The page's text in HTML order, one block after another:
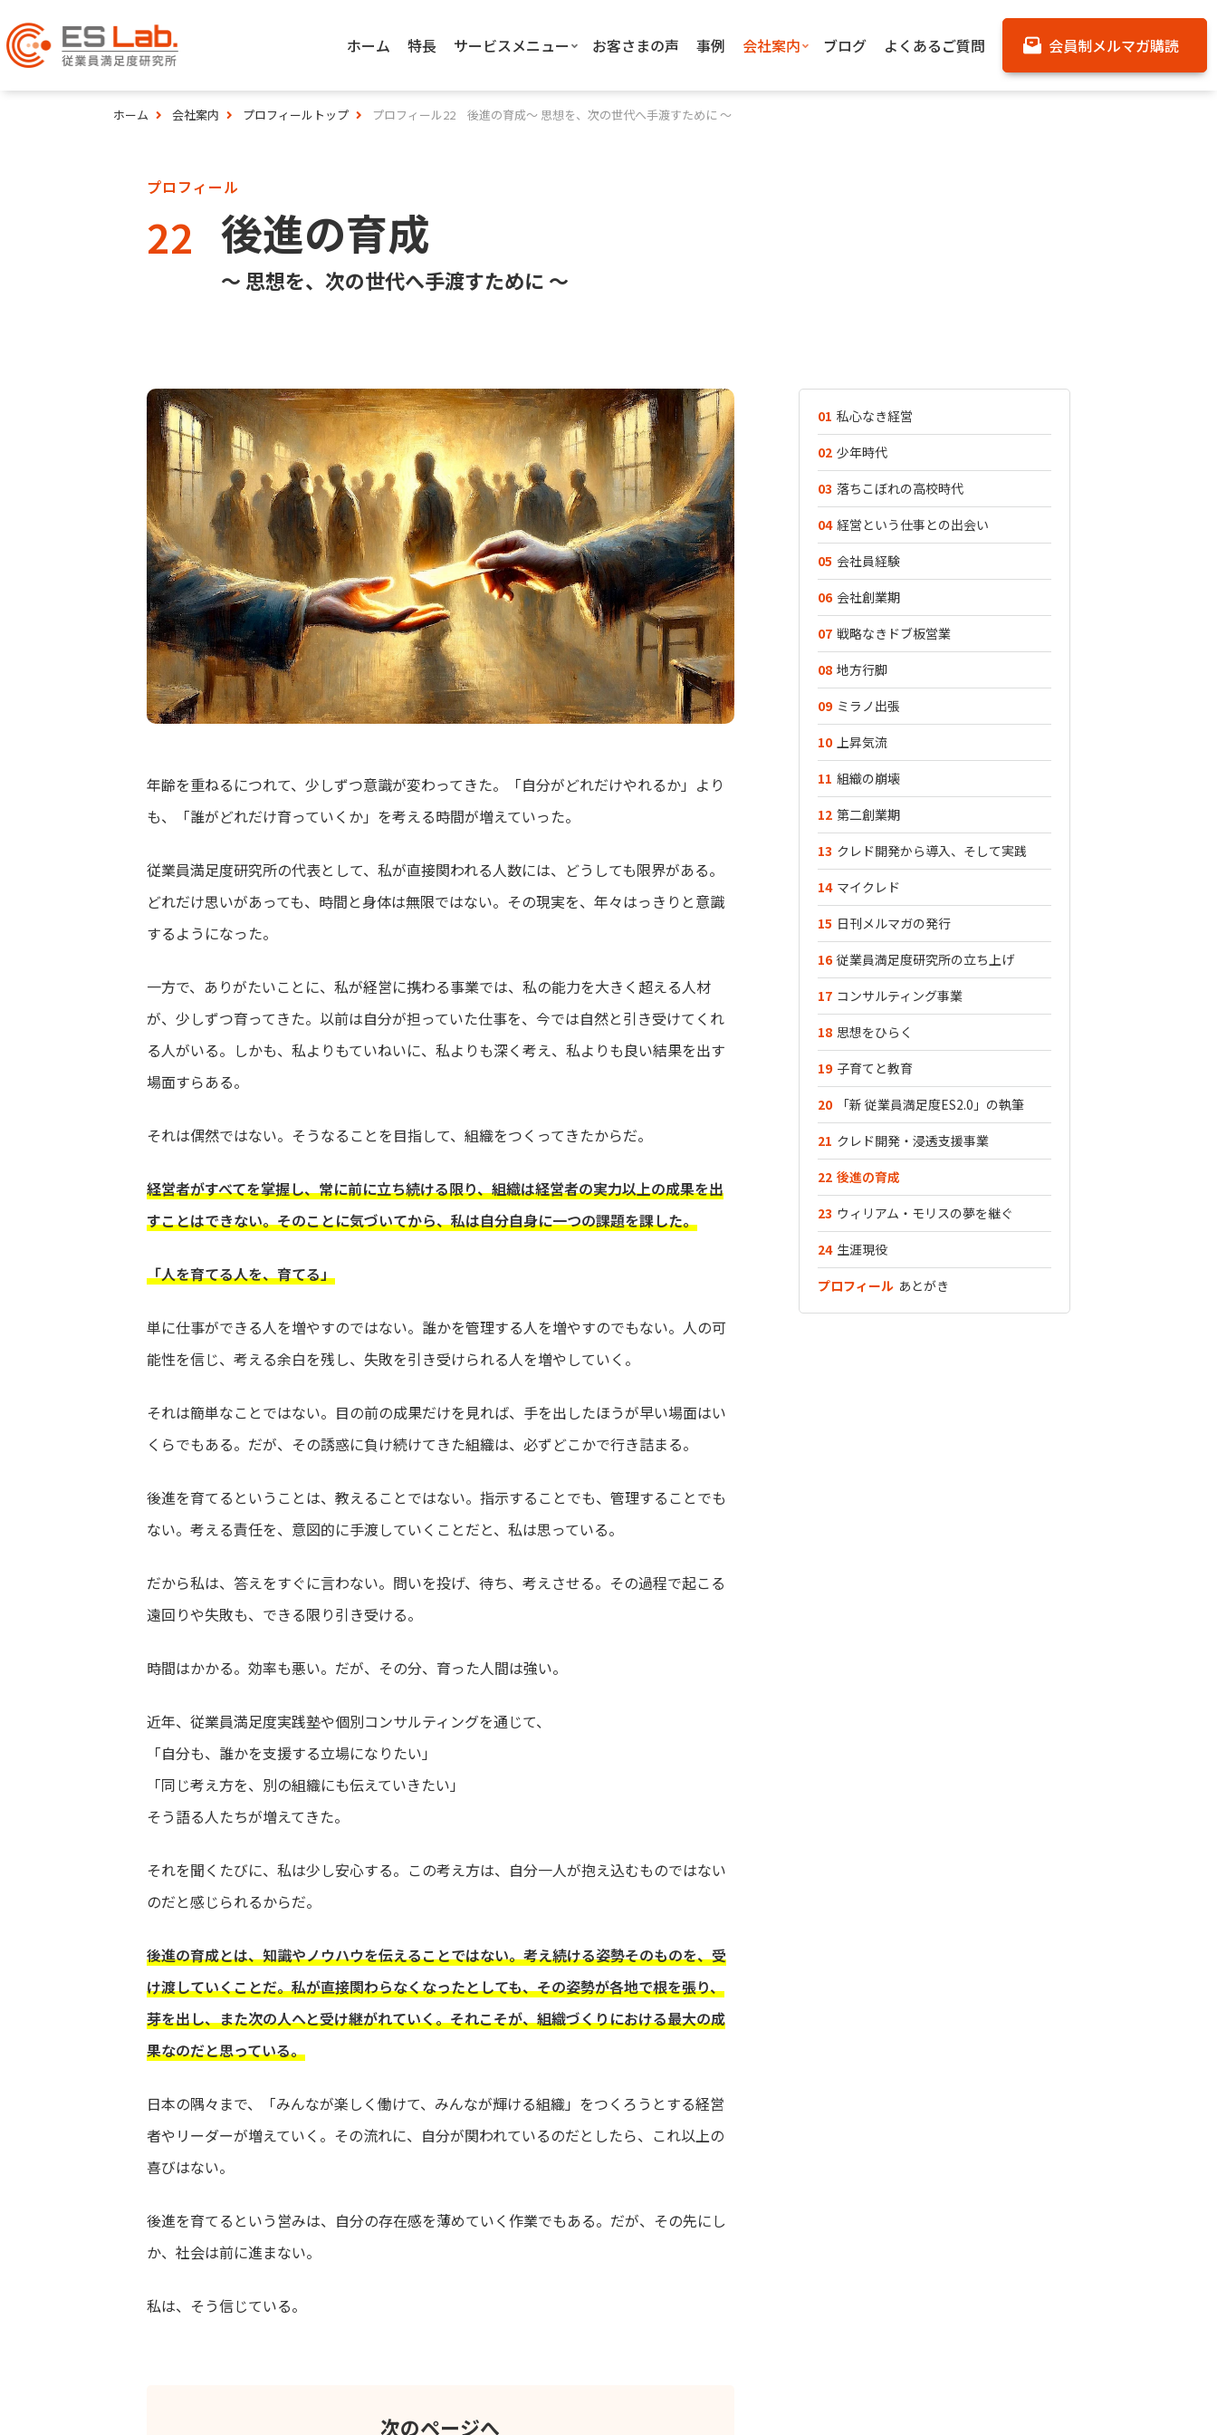
ホーム 特長 サービスメニュー お客さまの声 事例 会社案内 ブログ よくあるご質問 会員制メルマガ購読
ホーム 会社案内 プロフィールトップ プロフィール22 後進の育成〜 思想を、次の世代へ手渡すために 〜
プロフィール
22 後進の育成
〜 思想を、次の世代へ手渡すために 〜
年齢を重ねるにつれて、少しずつ意識が変わってきた。「自分がどれだけやれるか」より
も、「誰がどれだけ育っていくか」を考える時間が増えていった。
従業員満足度研究所の代表として、私が直接関われる人数には、どうしても限界がある。
どれだけ思いがあっても、時間と身体は無限ではない。その現実を、年々はっきりと意識
するようになった。
一方で、ありがたいことに、私が経営に携わる事業では、私の能力を大きく超える人材
が、少しずつ育ってきた。以前は自分が担っていた仕事を、今では自然と引き受けてくれ
る人がいる。しかも、私よりもていねいに、私よりも深く考え、私よりも良い結果を出す
場面すらある。
それは偶然ではない。そうなることを目指して、組織をつくってきたからだ。
経営者がすべてを掌握し、常に前に立ち続ける限り、組織は経営者の実力以上の成果を出
すことはできない。そのことに気づいてから、私は自分自身に一つの課題を課した。
「人を育てる人を、育てる」
単に仕事ができる人を増やすのではない。誰かを管理する人を増やすのでもない。人の可
能性を信じ、考える余白を残し、失敗を引き受けられる人を増やしていく。
それは簡単なことではない。目の前の成果だけを見れば、手を出したほうが早い場面はい
くらでもある。だが、その誘惑に負け続けてきた組織は、必ずどこかで行き詰まる。
後進を育てるということは、教えることではない。指示することでも、管理することでも
ない。考える責任を、意図的に手渡していくことだと、私は思っている。
だから私は、答えをすぐに言わない。問いを投げ、待ち、考えさせる。その過程で起こる
遠回りや失敗も、できる限り引き受ける。
時間はかかる。効率も悪い。だが、その分、育った人間は強い。
近年、従業員満足度実践塾や個別コンサルティングを通じて、
「自分も、誰かを支援する立場になりたい」
「同じ考え方を、別の組織にも伝えていきたい」
そう語る人たちが増えてきた。
それを聞くたびに、私は少し安心する。この考え方は、自分一人が抱え込むものではない
のだと感じられるからだ。
後進の育成とは、知識やノウハウを伝えることではない。考え続ける姿勢そのものを、受
け渡していくことだ。私が直接関わらなくなったとしても、その姿勢が各地で根を張り、
芽を出し、また次の人へと受け継がれていく。それこそが、組織づくりにおける最大の成
果なのだと思っている。
日本の隅々まで、「みんなが楽しく働けて、みんなが輝ける組織」をつくろうとする経営
者やリーダーが増えていく。その流れに、自分が関われているのだとしたら、これ以上の
喜びはない。
後進を育てるという営みは、自分の存在感を薄めていく作業でもある。だが、その先にし
か、社会は前に進まない。
私は、そう信じている。
次のページへ
01 私心なき経営
02 少年時代
03 落ちこぼれの高校時代
04 経営という仕事との出会い
05 会社員経験
06 会社創業期
07 戦略なきドブ板営業
08 地方行脚
09 ミラノ出張
10 上昇気流
11 組織の崩壊
12 第二創業期
13 クレド開発から導入、そして実践
14 マイクレド
15 日刊メルマガの発行
16 従業員満足度研究所の立ち上げ
17 コンサルティング事業
18 思想をひらく
19 子育てと教育
20
「新 従業員満足度ES2.0」の執筆
21 クレド開発・浸透支援事業
22 後進の育成
23 ウィリアム・モリスの夢を継ぐ
24 生涯現役
プロフィール あとがき